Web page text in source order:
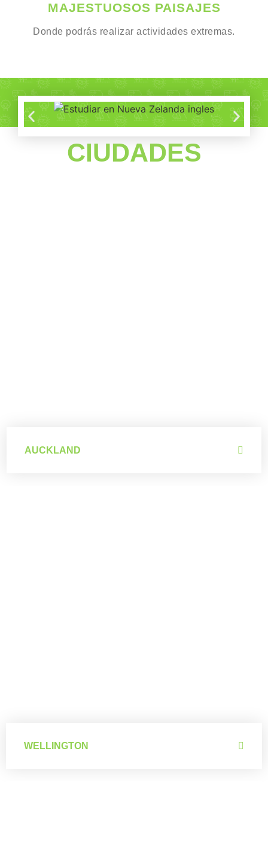
MAJESTUOSOS PAISAJES
Donde podrás realizar actividades extremas.
CIUDADES
AUCKLAND
WELLINGTON